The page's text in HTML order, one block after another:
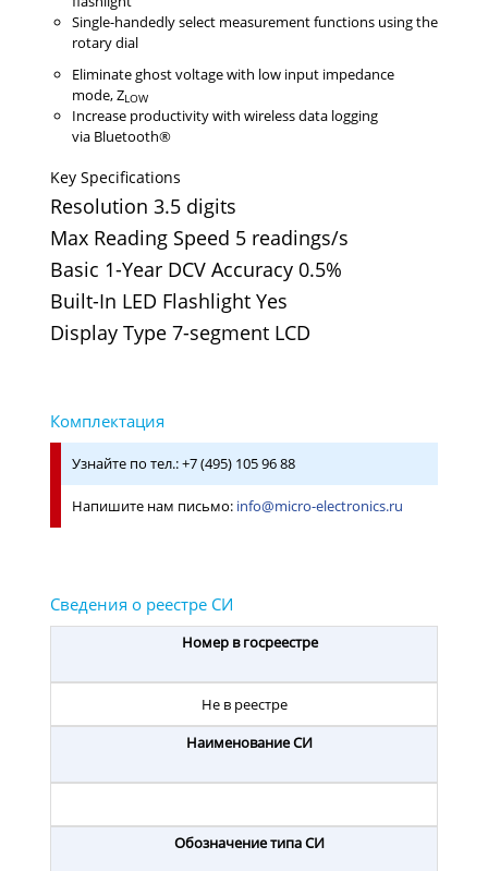
Single-handedly select measurement functions using the
rotary dial
Eliminate ghost voltage with low input impedance
mode, ZLOW
Increase productivity with wireless data logging
via Bluetooth®
Key Specifications
Resolution 3.5 digits
Max Reading Speed 5 readings/s
Basic 1-Year DCV Accuracy 0.5%
Built-In LED Flashlight Yes
Display Type 7-segment LCD
Узнайте по тел.: +7 (495) 105 96 88
Напишите нам письмо: info@micro-electronics.ru
Номер в госреестре
Не в реестре
Наименование СИ
Обозначение типа СИ